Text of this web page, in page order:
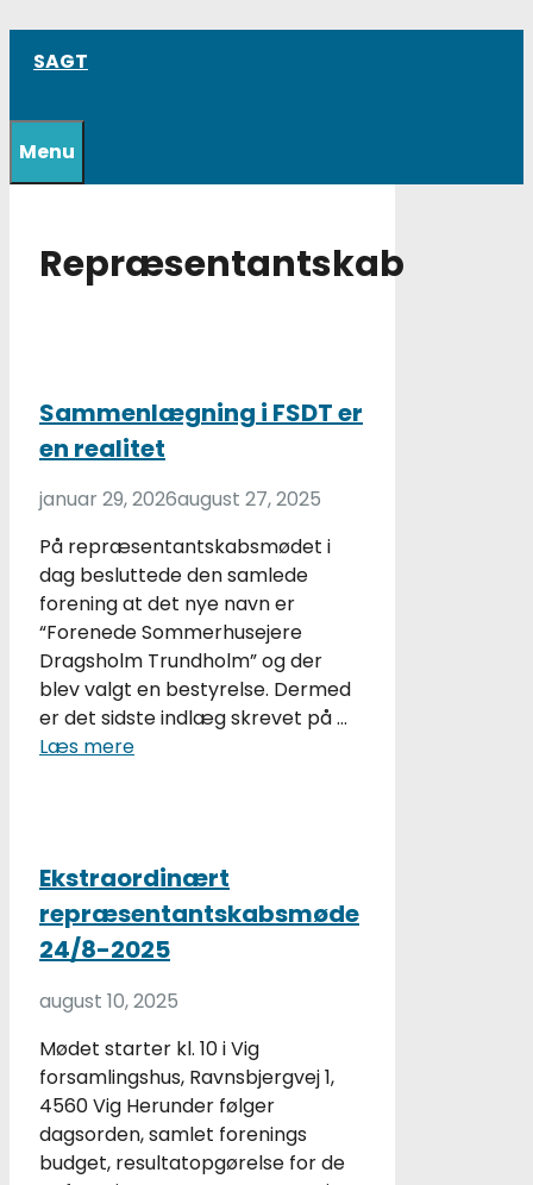
SAGT
Menu
Repræsentantskab
Sammenlægning i FSDT er
en realitet
januar 29, 2026august 27, 2025
På repræsentantskabsmødet i
dag besluttede den samlede
forening at det nye navn er
“Forenede Sommerhusejere
Dragsholm Trundholm” og der
blev valgt en bestyrelse. Dermed
er det sidste indlæg skrevet på …
Læs mere
Ekstraordinært
repræsentantskabsmøde
24/8-2025
august 10, 2025
Mødet starter kl. 10 i Vig
forsamlingshus, Ravnsbjergvej 1,
4560 Vig Herunder følger
dagsorden, samlet forenings
budget, resultatopgørelse for de